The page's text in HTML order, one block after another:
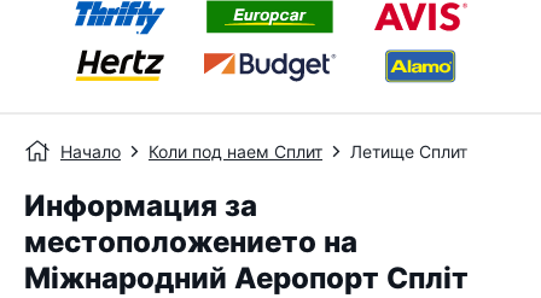
Начало Коли под наем Сплит Летище Сплит
Информация за
местоположението на
Міжнародний Аеропорт Спліт